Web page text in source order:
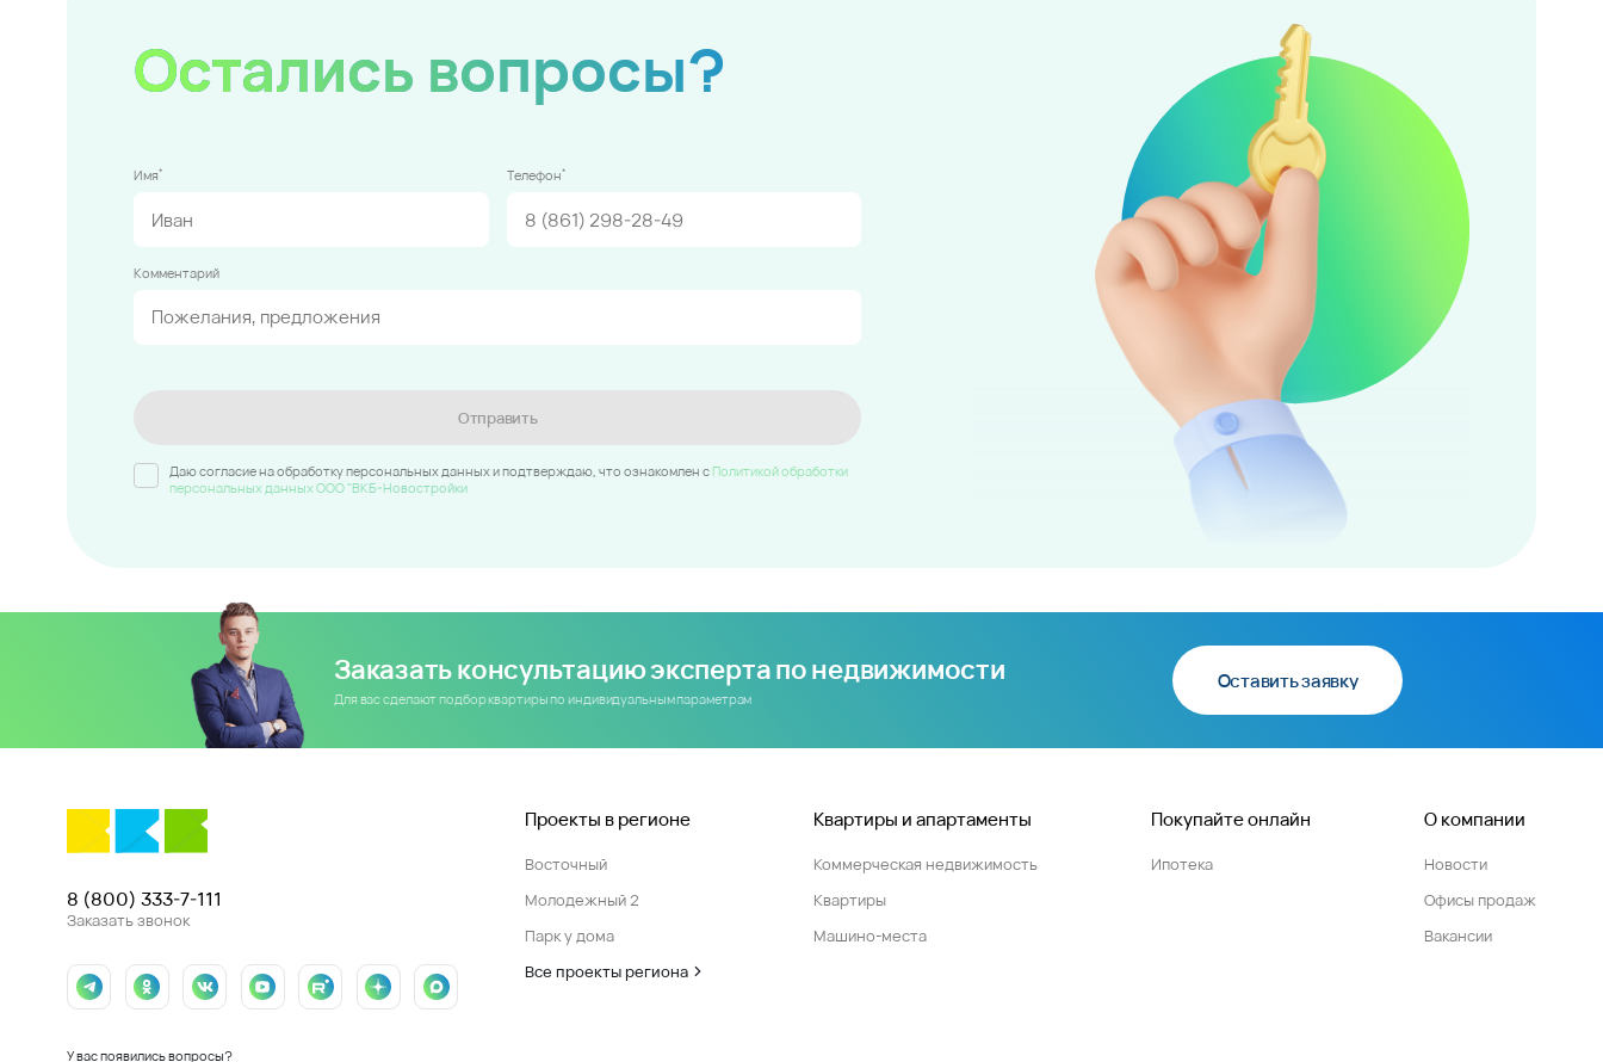
Остались вопросы?
Имя* Телефон*
Комментарий
Отправить
Даю согласие на обработку персональных данных и подтверждаю, что ознакомлен c Политикой обработки
персональных данных ООО "ВКБ-Новостройки
Заказать консультацию эксперта по недвижимости
Для вас сделают подбор квартиры по индивидуальным параметрам
Оставить заявку
8 (800) 333-7-111
Заказать звонок
У вас появились вопросы?
Проекты в регионе
Восточный
Молодежный 2
Парк у дома
Все проекты региона
Квартиры и апартаменты
Коммерческая недвижимость
Квартиры
Машино-места
Покупайте онлайн
Ипотека
О компании
Новости
Офисы продаж
Вакансии